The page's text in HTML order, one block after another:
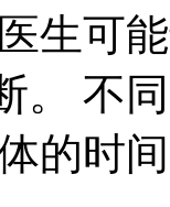
生可
。 不
的时